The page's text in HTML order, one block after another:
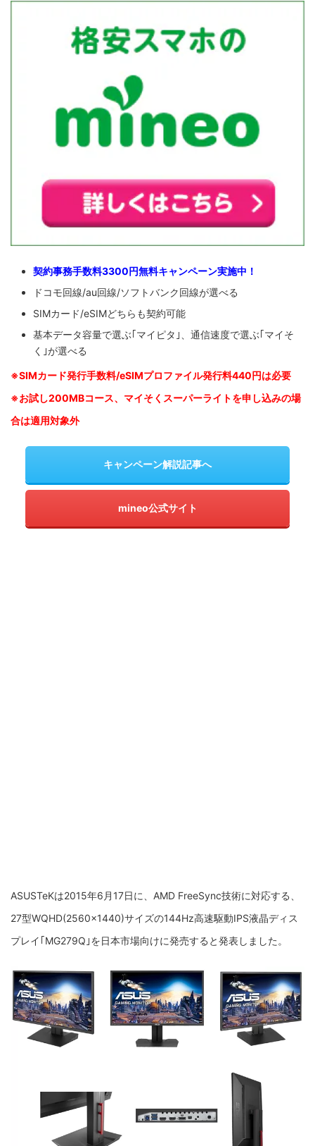
契約事務手数料3300円無料キャンペーン実施中！
ドコモ回線/au回線/ソフトバンク回線が選べる
SIMカード/eSIMどちらも契約可能
基本データ容量で選ぶ｢マイピタ｣、通信速度で選ぶ｢マイそ
く｣が選べる
※SIMカード発行手数料/eSIMプロファイル発行料440円は必要
※お試し200MBコース、マイそくスーパーライトを申し込みの場
合は適用対象外
キャンペーン解説記事へ
mineo公式サイト
ASUSTeKは2015年6月17日に、AMD FreeSync技術に対応する、
27型WQHD(2560×1440)サイズの144Hz高速駆動IPS液晶ディス
プレイ｢MG279Q｣を日本市場向けに発売すると発表しました。